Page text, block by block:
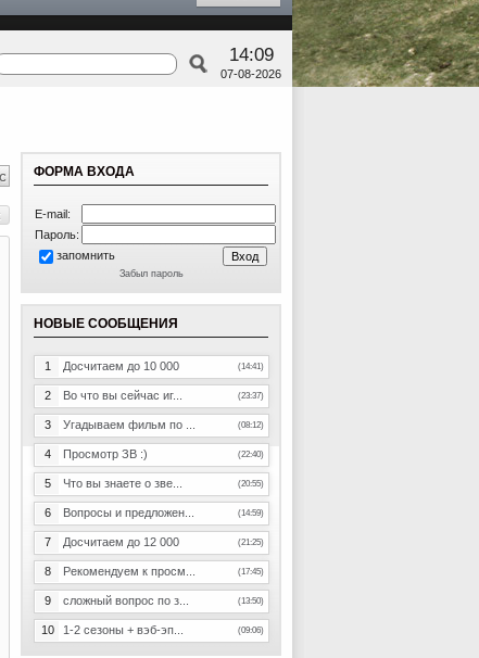
14:09
07-08-2026
ФОРМА ВХОДА
E-mail:
Пароль:
запомнить
Забыл пароль
НОВЫЕ СООБЩЕНИЯ
1 Досчитаем до 10 000 (14:41)
2 Во что вы сейчас иг... (23:37)
3 Угадываем фильм по ... (08:12)
4 Просмотр ЗВ :) (22:40)
5 Что вы знаете о зве... (20:55)
6 Вопросы и предложен... (14:59)
7 Досчитаем до 12 000 (21:25)
8 Рекомендуем к просм... (17:45)
9 сложный вопрос по з... (13:50)
10 1-2 сезоны + вэб-эп... (09:06)